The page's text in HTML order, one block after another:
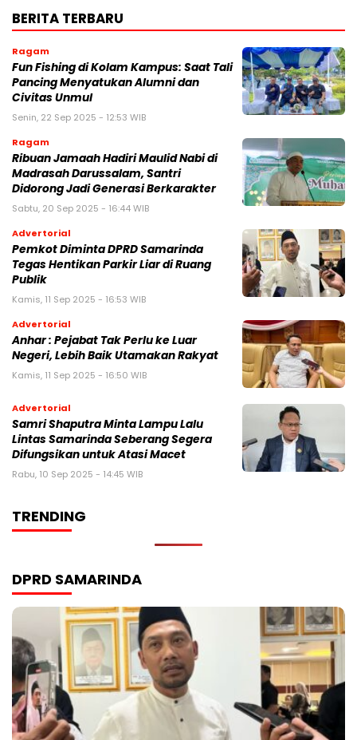
BERITA TERBARU
Ragam
Fun Fishing di Kolam Kampus: Saat Tali
Pancing Menyatukan Alumni dan
Civitas Unmul
Senin, 22 Sep 2025 - 12:53 WIB
Ragam
Ribuan Jamaah Hadiri Maulid Nabi di
Madrasah Darussalam, Santri
Didorong Jadi Generasi Berkarakter
Sabtu, 20 Sep 2025 - 16:44 WIB
Advertorial
Pemkot Diminta DPRD Samarinda
Tegas Hentikan Parkir Liar di Ruang
Publik
Kamis, 11 Sep 2025 - 16:53 WIB
Advertorial
Anhar : Pejabat Tak Perlu ke Luar
Negeri, Lebih Baik Utamakan Rakyat
Kamis, 11 Sep 2025 - 16:50 WIB
Advertorial
Samri Shaputra Minta Lampu Lalu
Lintas Samarinda Seberang Segera
Difungsikan untuk Atasi Macet
Rabu, 10 Sep 2025 - 14:45 WIB
TRENDING
DPRD SAMARINDA